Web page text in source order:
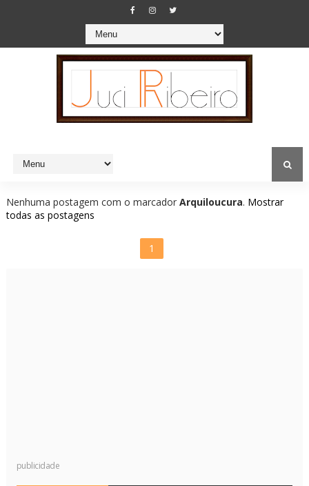
Nenhuma postagem com o marcador Arquiloucura. Mostrar
todas as postagens
1
publicidade